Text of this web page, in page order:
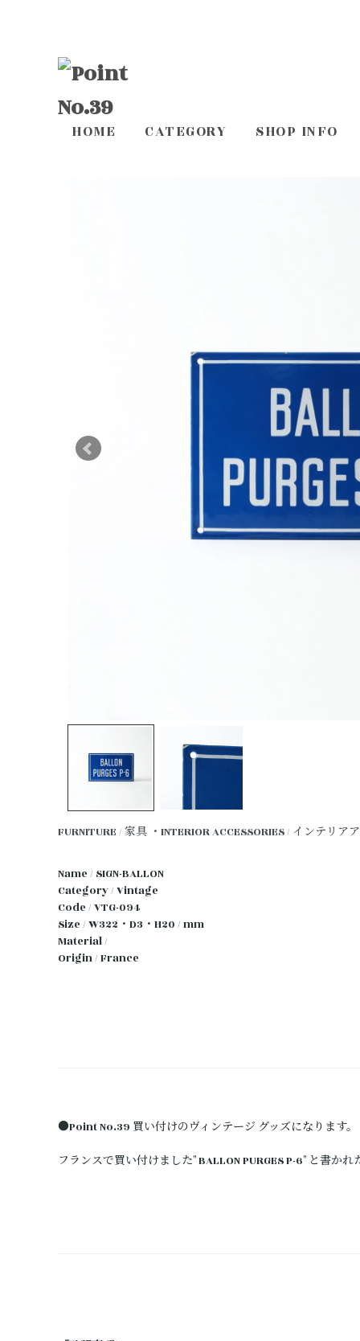
HOME CATEGORY SHOP INFO
FURNITURE / 家具 ・INTERIOR ACCESSORIES / インテリア
Name / SIGN-BALLON
Category / Vintage
Code / VTG-094
Size / W322・D3・H20 / mm
Material /
Origin / France
●Point No.39 買い付けのヴィンテージ グッズになります。
フランスで買い付けました" BALLON PURGES P-6" と書かれ